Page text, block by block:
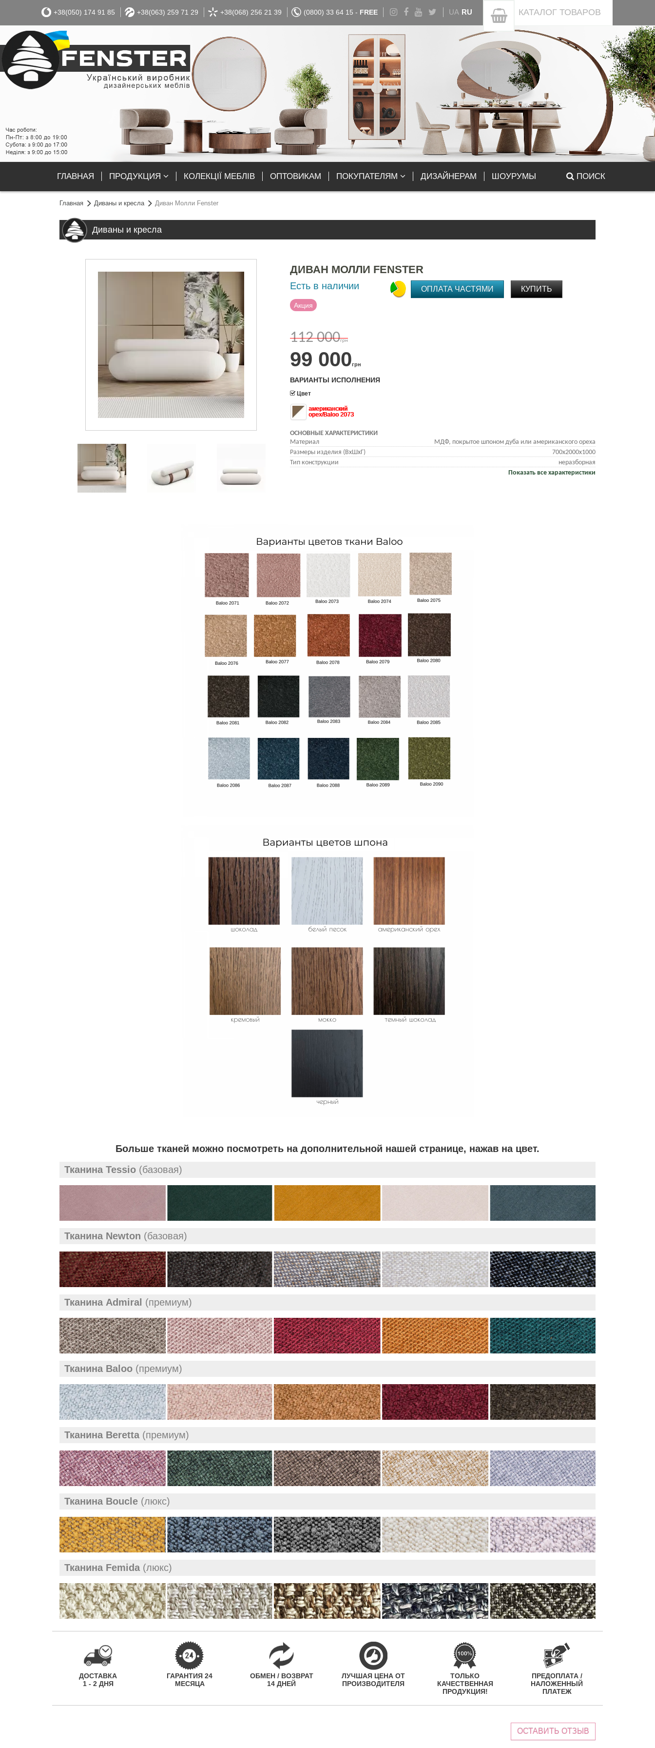
+38(050) 174 91 85 +38(063) 259 71 29 +38(068) 256 21 39 (0800) 33 64 15 - FREE UA RU КАТАЛОГ ТОВАРОВ
ГЛАВНАЯ ПРОДУКЦИЯ КОЛЕКЦІЇ МЕБЛІВ ОПТОВИКАМ ПОКУПАТЕЛЯМ ДИЗАЙНЕРАМ ШОУРУМЫ ПОИСК
Главная Диваны и кресла Диван Молли Fenster
Диваны и кресла
ДИВАН МОЛЛИ FENSTER
Есть в наличии
Акция
112 000грн
99 000грн
ОПЛАТА ЧАСТЯМИ КУПИТЬ
ВАРИАНТЫ ИСПОЛНЕНИЯ
Цвет
американский
орех/Baloo 2073
ОСНОВНЫЕ ХАРАКТЕРИСТИКИ
Материал
МДФ, покрытое шпоном дуба или американского ореха
Размеры изделия (ВхШхГ)
700х2000х1000
Тип конструкции
неразборная
Показать все характеристики
Больше тканей можно посмотреть на дополнительной нашей странице, нажав на цвет.
Тканина Tessio (базовая)
Тканина Newton (базовая)
Тканина Admiral (премиум)
Тканина Baloo (премиум)
Тканина Beretta (премиум)
Тканина Boucle (люкс)
Тканина Femida (люкс)
ДОСТАВКА
1 - 2 ДНЯ
ГАРАНТИЯ 24
МЕСЯЦА
ОБМЕН / ВОЗВРАТ
14 ДНЕЙ
ЛУЧШАЯ ЦЕНА ОТ
ПРОИЗВОДИТЕЛЯ
ТОЛЬКО
КАЧЕСТВЕННАЯ
ПРОДУКЦИЯ!
ПРЕДОПЛАТА /
НАЛОЖЕННЫЙ
ПЛАТЕЖ
ОСТАВИТЬ ОТЗЫВ